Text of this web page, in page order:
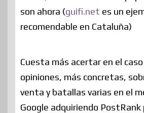
son ahora (guifi.net es un
recomendable en Cataluña)
Cuesta más acertar en el
opiniones, más concretas,
venta y batallas varias en el
Google adquiriendo PostRank